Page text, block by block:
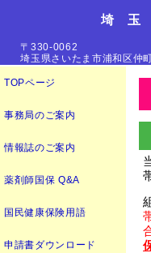
埼
〒330-0062
埼玉県さいたま市浦和区仲
TOPページ
事務局のご案内
情報誌のご案内
薬剤師国保 Q&A
国民健康保険用語
申請書ダウンロード